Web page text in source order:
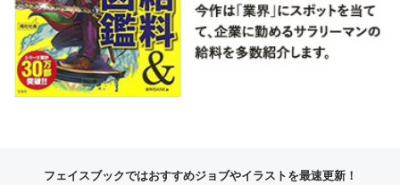
フェイスブックではおすすめジョブやイラストを最速更新！